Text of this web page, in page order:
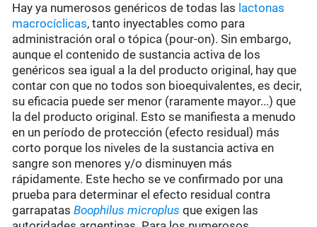
Hay ya numerosos genéricos de todas las lactonas
macrocíclicas, tanto inyectables como para
administración oral o tópica (pour-on). Sin embargo,
aunque el contenido de sustancia activa de los
genéricos sea igual a la del producto original, hay que
contar con que no todos son bioequivalentes, es decir,
su eficacia puede ser menor (raramente mayor...) que
la del producto original. Esto se manifiesta a menudo
en un período de protección (efecto residual) más
corto porque los niveles de la sustancia activa en
sangre son menores y/o disminuyen más
rápidamente. Este hecho se ve confirmado por una
prueba para determinar el efecto residual contra
garrapatasBoophilus microplus que exigen las